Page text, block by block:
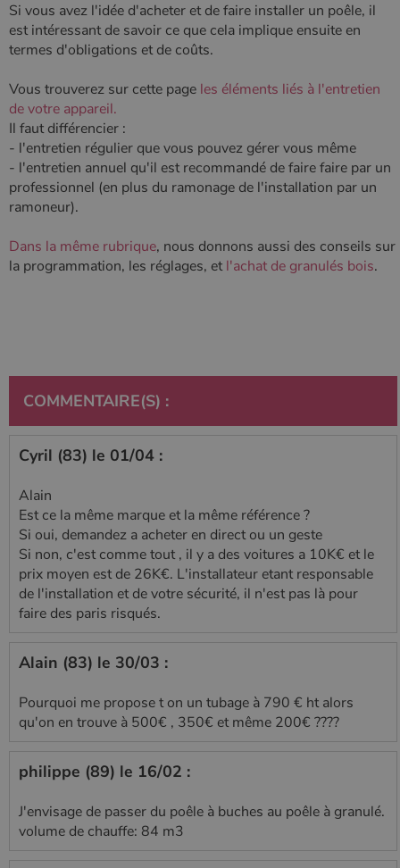
Si vous avez l'idée d'acheter et de faire installer un poêle, il
est intéressant de savoir ce que cela implique ensuite en
termes d'obligations et de coûts.
Vous trouverez sur cette page les éléments liés à l'entretien
de votre appareil.
Il faut différencier :
- l'entretien régulier que vous pouvez gérer vous même
- l'entretien annuel qu'il est recommandé de faire faire par un
professionnel (en plus du ramonage de l'installation par un
ramoneur).
Dans la même rubrique, nous donnons aussi des conseils sur
la programmation, les réglages, etl'achat de granulés bois.
COMMENTAIRE(S) :
Cyril (83) le 01/04 :
Alain
Est ce la même marque et la même référence ?
Si oui, demandez a acheter en direct ou un geste
Si non, c'est comme tout , il y a des voitures a 10K€ et le
prix moyen est de 26K€. L'installateur etant responsable
de l'installation et de votre sécurité, il n'est pas là pour
faire des paris risqués.
Alain (83) le 30/03 :
Pourquoi me propose t on un tubage à 790 € ht alors
qu'on en trouve à 500€ , 350€ et même 200€ ????
philippe (89) le 16/02 :
J'envisage de passer du poêle à buches au poêle à granulé.
volume de chauffe: 84 m3